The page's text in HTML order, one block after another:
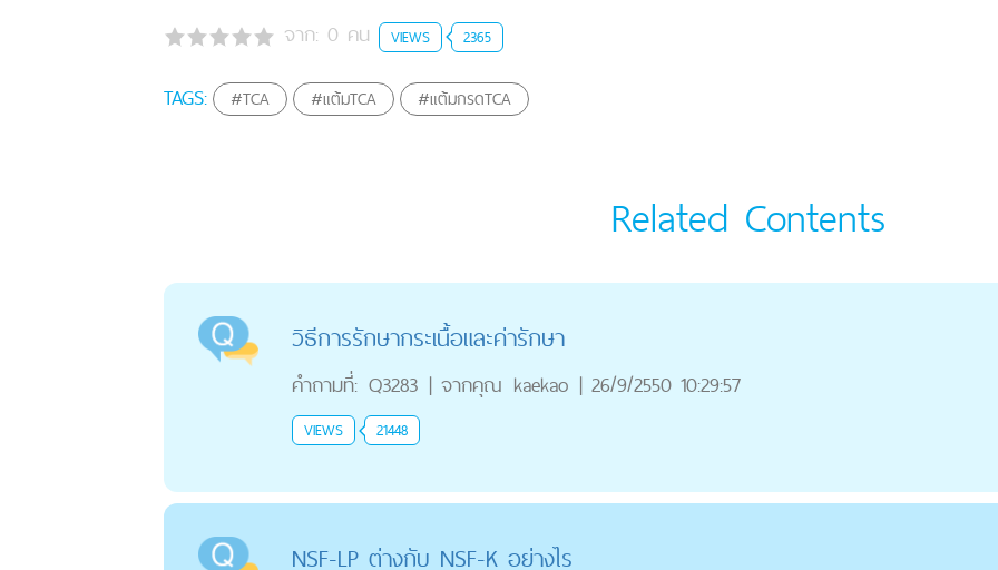
จาก: 0 คน VIEWS 2365
TAGS: #TCA #แต้มTCA #แต้มกรดTCA
Related Contents
วิธีการรักษากระเนื้อและค่ารักษา
คำถามที่: Q3283 | จากคุณ kaekao | 26/9/2550 10:29:57
VIEWS 21448
NSF-LP ต่างกับ NSF-K อย่างไร